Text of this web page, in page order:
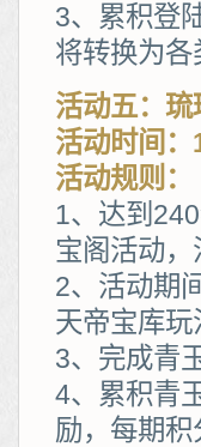
3、累积登
将转换为
活动五：
活动时间
活动规则：
1、达到
宝阁活动
2、活动期
天帝宝库
3、完成青
4、累积青
励，每期